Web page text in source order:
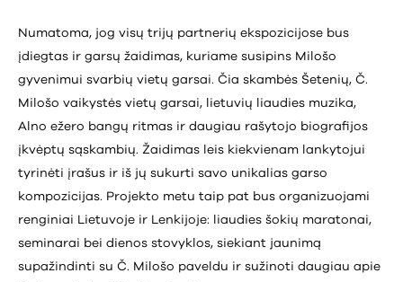
Numatoma, jog visų trijų partnerių ekspozicijose bus
įdiegtas ir garsų žaidimas, kuriame susipins Milošo
gyvenimui svarbių vietų garsai. Čia skambės Šetenių, Č.
Milošo vaikystės vietų garsai, lietuvių liaudies muzika,
Alno ežero bangų ritmas ir daugiau rašytojo biografijos
įkvėptų sąskambių. Žaidimas leis kiekvienam lankytojui
tyrinėti įrašus ir iš jų sukurti savo unikalias garso
kompozicijas. Projekto metu taip pat bus organizuojami
renginiai Lietuvoje ir Lenkijoje: liaudies šokių maratonai,
seminarai bei dienos stovyklos, siekiant jaunimą
supažindinti su Č. Milošo paveldu ir sužinoti daugiau apie